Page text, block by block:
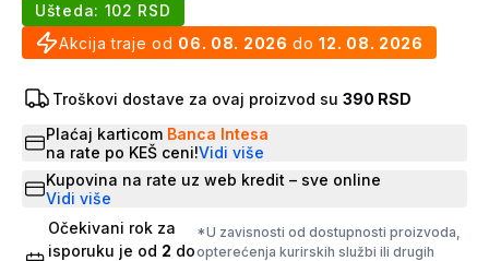
Akcija traje od 06. 08. 2026 do 12. 08. 2026
Ušteda: 102 RSD
Troškovi dostave za ovaj proizvod su 390 RSD
Plaćaj karticom Banca Intesa
na rate po KEŠ ceni!Vidi više
Kupovina na rate uz web kredit – sve online
Vidi više
Očekivani rok za
isporuku je od 2 do
*U zavisnosti od dostupnosti proizvoda,
opterećenja kurirskih službi ili drugih